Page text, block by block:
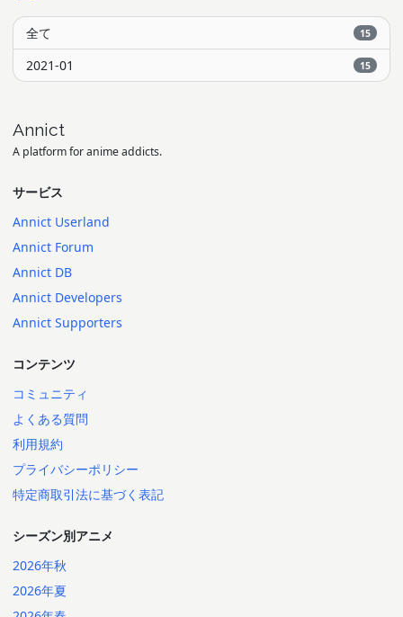
全て 15
2021-01 15
Annict
A platform for anime addicts.
サービス
Annict Userland
Annict Forum
Annict DB
Annict Developers
Annict Supporters
コンテンツ
コミュニティ
よくある質問
利用規約
プライバシーポリシー
特定商取引法に基づく表記
シーズン別アニメ
2026年秋
2026年夏